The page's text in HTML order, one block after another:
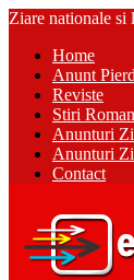
Ziare nationale si
Home
Anunt
Reviste
Stiri
Anunturi
Anunturi
Contact